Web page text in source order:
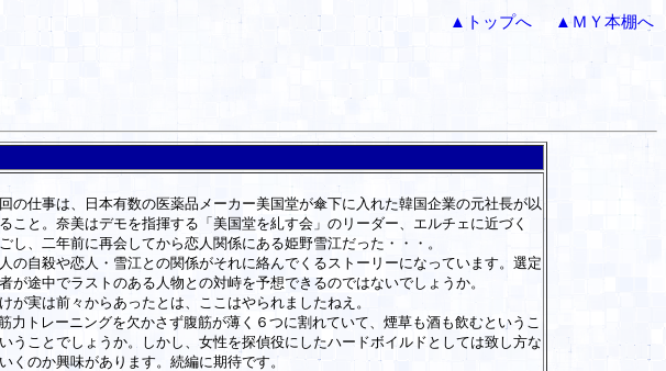
▲トップへ ▲ＭＹ本棚へ
仕事は、日本有数の医薬品メーカー美国堂が傘下に入れた韓国企業の元社長が以
と。奈美はデモを指揮する「美国堂を糺す会」のリーダー、エルチェに近づく
、二年前に再会してから恋人関係にある姫野雪江だった・・・。
自殺や恋人・雪江との関係がそれに絡んでくるストーリーになっています。選定
途中でラストのある人物との対峙を予想できるのではないでしょうか。
実は前々からあったとは、ここはやられましたねえ。
トレーニングを欠かさず腹筋が薄く６つに割れていて、煙草も酒も飲むというこ
ことでしょうか。しかし、女性を探偵役にしたハードボイルドとしては致し方な
くのか興味があります。続編に期待です。